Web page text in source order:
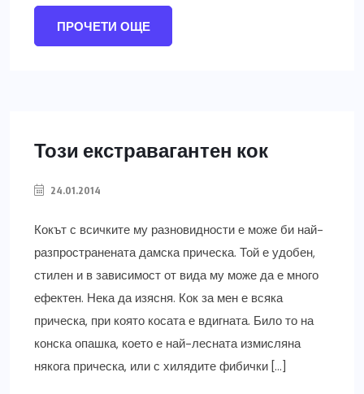
ПРОЧЕТИ ОЩЕ
Този екстравагантен кок
24.01.2014
Кокът с всичките му разновидности е може би най-
разпространената дамска прическа. Той е удобен,
стилен и в зависимост от вида му може да е много
ефектен. Нека да изясня. Кок за мен е всяка
прическа, при която косата е вдигната. Било то на
конска опашка, което е най-лесната измисляна
някога прическа, или с хилядите фибички […]